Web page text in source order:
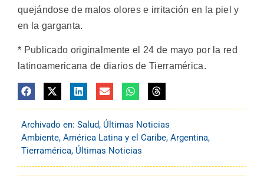
quejándose de malos olores e irritación en la piel y
en la garganta.
* Publicado originalmente el 24 de mayo por la red
latinoamericana de diarios de Tierramérica.
Archivado en: Salud, Últimas Noticias
Ambiente, América Latina y el Caribe, Argentina,
Tierramérica, Últimas Noticias